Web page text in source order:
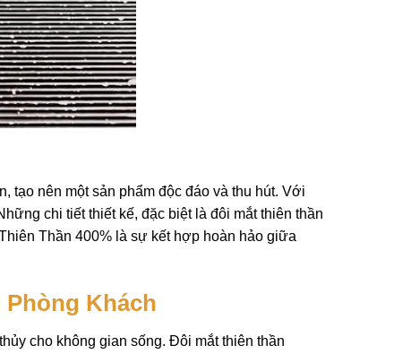
tạo nên một sản phẩm độc đáo và thu hút. Với
chi tiết thiết kế, đặc biệt là đôi mắt thiên thần
Thần 400% là sự kết hợp hoàn hảo giữa
Phòng Khách
cho không gian sống. Đôi mắt thiên thần